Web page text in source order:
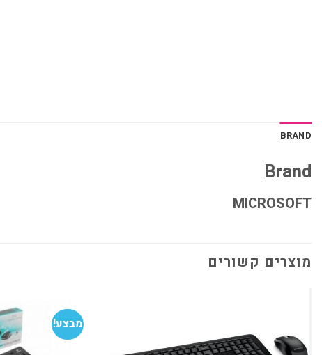
BRAND
Brand
MICROSOFT
מוצרים קשורים
מבצע!